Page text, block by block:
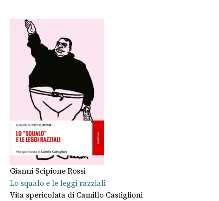
Gianni Scipione Rossi
Lo squalo e le leggi razziali
Vita spericolata di Camillo Castiglioni